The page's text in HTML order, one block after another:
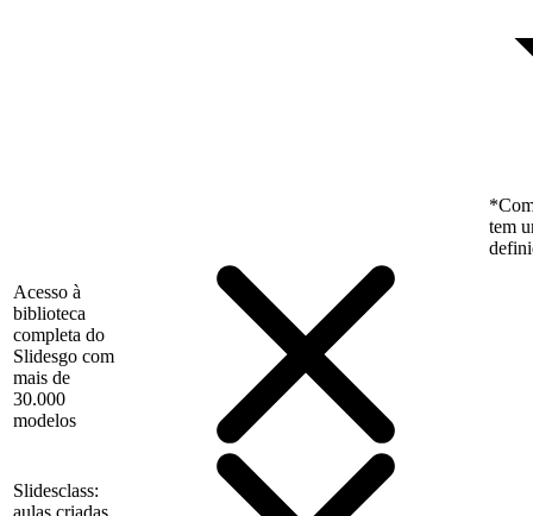
tem
Acesso à
biblioteca
completa do
Slidesgo com
mais de
30.000
modelos
Slidesclass:
aulas criadas